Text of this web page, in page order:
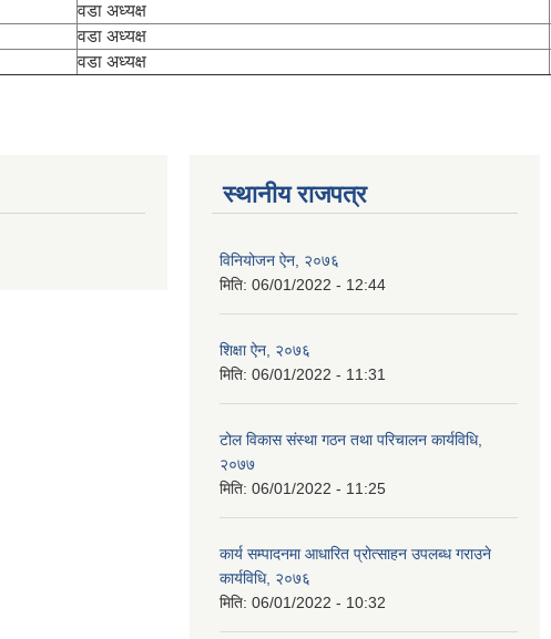
वडा अध्यक्ष
वडा अध्यक्ष
वडा अध्यक्ष
स्थानीय राजपत्र
विनियोजन ऐन, २०७६
मिति: 06/01/2022 - 12:44
शिक्षा ऐन, २०७६
मिति: 06/01/2022 - 11:31
टोल विकास संस्था गठन तथा परिचालन कार्यविधि,
२०७७
मिति: 06/01/2022 - 11:25
कार्य सम्पादनमा आधारित प्रोत्साहन उपलब्ध गराउने
कार्यविधि, २०७६
मिति: 06/01/2022 - 10:32